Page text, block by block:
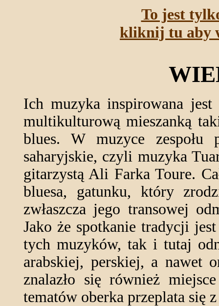
To jest
kliknij tu aby
Ich muzyka inspirowana
multikulturową mieszanką
blues. W muzyce zespołu
saharyjskie, czyli muzyka
gitarzystą Ali Farka Toure.
bluesa, gatunku, który
zwłaszcza jego transowej
Jako że spotkanie tradycji
tych muzyków, tak i tutaj
arabskiej, perskiej, a nawet
znalazło się również
tematów oberka przeplata się